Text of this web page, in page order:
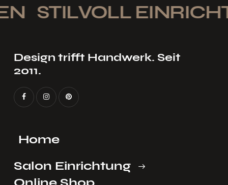
STILVOLL
Design trifft Handwerk. Seit
2011.
Home
Salon Einrichtung
Online Shop